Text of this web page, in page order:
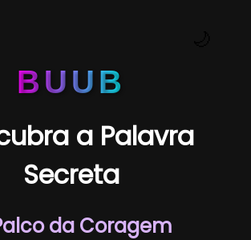
BUUB
a Palavra
Secreta
da Coragem